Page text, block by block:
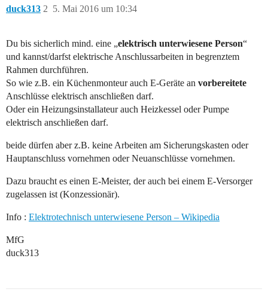
duck313 5. Mai 2016 um 10:34
2
Du bis sicherlich mind. eine „elektrisch unterwiesene Person“
und kannst/darfst elektrische Anschlussarbeiten in begrenztem
Rahmen durchführen.
So wie z.B. ein Küchenmonteur auch E-Geräte an vorbereitete
Anschlüsse elektrisch anschließen darf.
Oder ein Heizungsinstallateur auch Heizkessel oder Pumpe
elektrisch anschließen darf.
beide dürfen aber z.B. keine Arbeiten am Sicherungskasten oder
Hauptanschluss vornehmen oder Neuanschlüsse vornehmen.
Dazu braucht es einen E-Meister, der auch bei einem E-Versorger
zugelassen ist (Konzessionär).
Info : Elektrotechnisch unterwiesene Person – Wikipedia
MfG
duck313